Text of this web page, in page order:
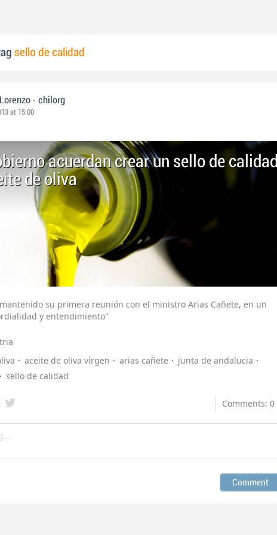
sello de calidad
- chilorg
at 15:00
acuerdan crear un sello de calidad
de oliva
su primera reunión con el ministro Arias Cañete, en un
y entendimiento"
aceite de oliva vírgen arias cañete
junta de andalucia
sello de calidad
Comments: 0